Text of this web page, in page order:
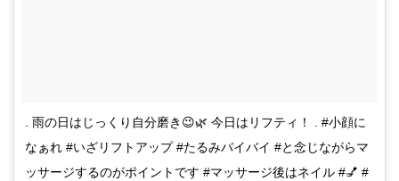
. 雨の日はじっくり自分磨き😉🌿 今日はリフティ！ . #小顔に
なぁれ #いざリフトアップ #たるみバイバイ #と念じながらマ
ッサージするのがポイントです #マッサージ後はネイル #💅 #